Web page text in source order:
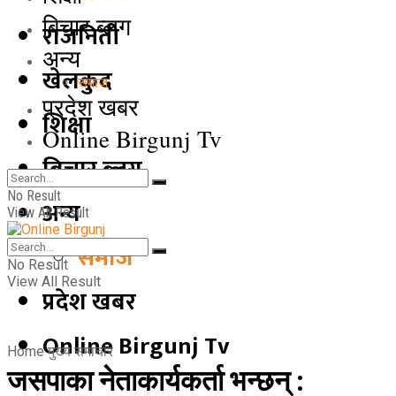
राजनिती
खेलकुद
शिक्षा
बिचार ब्लग
अन्य
समाज
प्रदेश खबर
Online Birgunj Tv
बिचार ब्लग
अन्य
समाज
प्रदेश खबर
Online Birgunj Tv
No Result
View All Result
No Result
View All Result
Home मुख्य समाचार
जसपाका नेताकार्यकर्ता भन्छन् :